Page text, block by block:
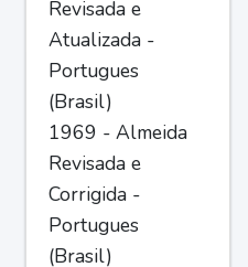
Revisada e
Atualizada -
Portugues
(Brasil)
1969 - Almeida
Revisada e
Corrigida -
Portugues
(Brasil)